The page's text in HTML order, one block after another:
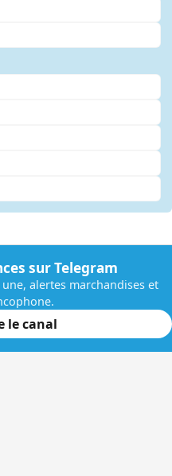
sur Telegram
alertes marchandises et
le canal